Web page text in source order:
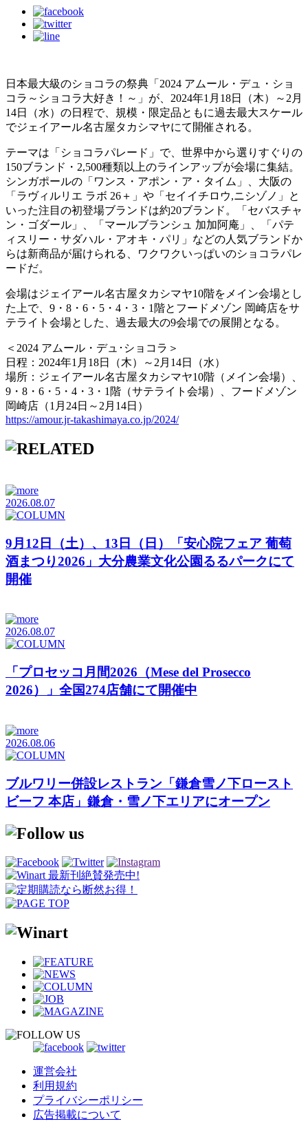
日本最大級のショコラの祭典「2024 アムール・デュ・ショ
コラ～ショコラ大好き！～」が、2024年1月18日（木）～2月
14日（水）の日程で、規模・限定品ともに過去最大スケール
でジェイアール名古屋タカシマヤにて開催される。
テーマは「ショコラパレード」で、世界中から選りすぐりの
150ブランド・2,500種類以上のラインアップが会場に集結。
シンガポールの「ワンス・アポン・ア・タイム」、大阪の
「ラヴィルリエ ラボ 26＋」や「セイイチロウ,ニシゾノ」と
いった注目の初登場ブランドは約20ブランド。「セバスチャ
ン・ゴダール」、「マールブランシュ 加加阿庵」、「パテ
ィスリー・サダハル・アオキ・パリ」などの人気ブランドか
らは新商品が届けられる、ワクワクいっぱいのショコラパレ
ードだ。
会場はジェイアール名古屋タカシマヤ10階をメイン会場とし
た上で、9・8・6・5・4・3・1階とフードメゾン 岡崎店をサ
テライト会場とした、過去最大の9会場での展開となる。
＜2024 アムール・デュ･ショコラ＞
日程：2024年1月18日（木）～2月14日（水）
場所：ジェイアール名古屋タカシマヤ10階（メイン会場）、
9・8・6・5・4・3・1階（サテライト会場）、フードメゾン
岡崎店（1月24日～2月14日）
https://amour.jr-takashimaya.co.jp/2024/
2026.08.07
9月12日（土）、13日（日）「安心院フェア 葡萄
酒まつり2026」大分農業文化公園るるパークにて
開催
2026.08.07
「プロセッコ月間2026（Mese del Prosecco
2026）」全国274店舗にて開催中
2026.08.06
ブルワリー併設レストラン「鎌倉雪ノ下ロースト
ビーフ 本店」鎌倉・雪ノ下エリアにオープン
運営会社
利用規約
プライバシーポリシー
広告掲載について